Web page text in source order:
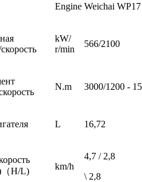
Engine Weichai WP17
kW/
r/min
566/2100
N.m 3000/1200 -
L 16,72
（H/L)
km/h
4,7 / 2,8
\ 2,8